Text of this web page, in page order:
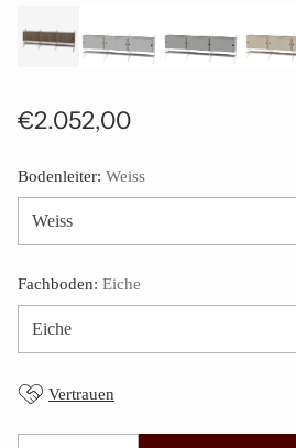
Normaler
Preis
€2.052,00
Bodenleiter: Weiss
Fachboden: Eiche
Vertrauen